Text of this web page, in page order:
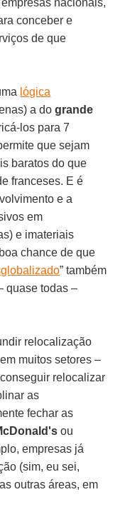
conceber e
de que
lógica
a dogrande
los para 7
que sejam
baratos do que
franceses. E é
e a
em
e imateriais
chance de que
” também
quase todas –
relocalização
muitos setores –
relocalizar
as
fechar as
ou
empresas já
(sim, eu sei,
outras áreas, em